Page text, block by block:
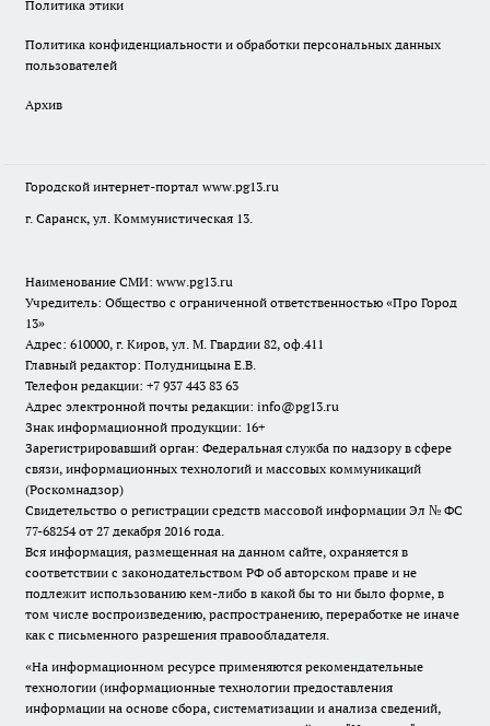
Политика этики
Политика конфиденциальности и обработки персональных данных
пользователей
Архив
Городской интернет-портал www.pg13.ru
г. Саранск, ул. Коммунистическая 13.
Наименование СМИ: www.pg13.ru
Учредитель: Общество с ограниченной ответственностью «Про Город
13»
Адрес: 610000, г. Киров, ул. М. Гвардии 82, оф.411
Главный редактор: Полудницына Е.В.
Телефон редакции: +7 937 443 83 63
Адрес электронной почты редакции: info@pg13.ru
Знак информационной продукции: 16+
Зарегистрировавший орган: Федеральная служба по надзору в сфере
связи, информационных технологий и массовых коммуникаций
(Роскомнадзор)
Свидетельство о регистрации средств массовой информации Эл № ФС
77-68254 от 27 декабря 2016 года.
Вся информация, размещенная на данном сайте, охраняется в
соответствии с законодательством РФ об авторском праве и не
подлежит использованию кем-либо в какой бы то ни было форме, в
том числе воспроизведению, распространению, переработке не иначе
как с письменного разрешения правообладателя.
«На информационном ресурсе применяются рекомендательные
технологии (информационные технологии предоставления
информации на основе сбора, систематизации и анализа сведений,